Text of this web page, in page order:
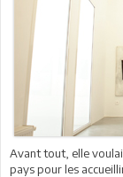
Avant tout, elle
pays pour les